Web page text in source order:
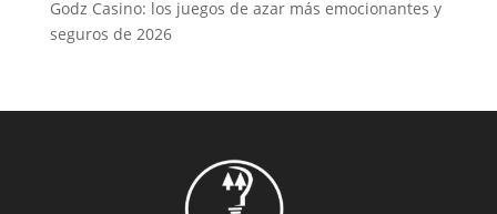
Godz Casino: los juegos de azar más emocionantes y
seguros de 2026